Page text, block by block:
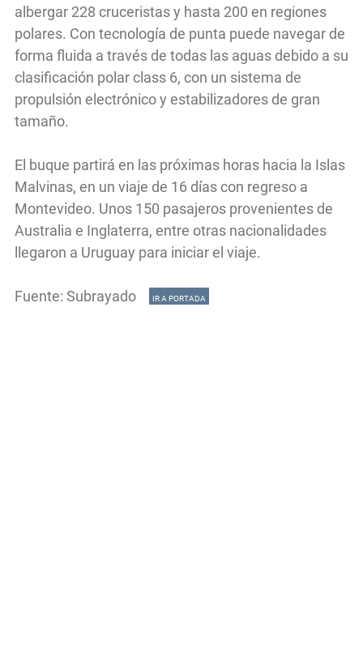
albergar 228 cruceristas y hasta 200 en regiones
polares. Con tecnología de punta puede navegar de
forma fluida a través de todas las aguas debido a su
clasificación polar class 6, con un sistema de
propulsión electrónico y estabilizadores de gran
tamaño.
El buque partirá en las próximas horas hacia la Islas
Malvinas, en un viaje de 16 días con regreso a
Montevideo. Unos 150 pasajeros provenientes de
Australia e Inglaterra, entre otras nacionalidades
llegaron a Uruguay para iniciar el viaje.
Fuente: Subrayado IR A PORTADA